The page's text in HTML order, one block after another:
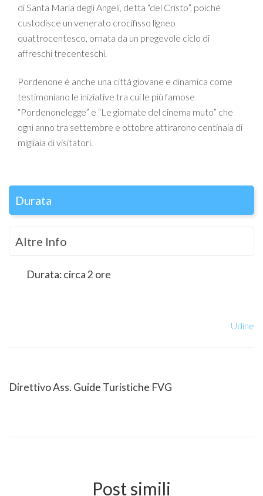
di Santa Maria degli Angeli, detta “del Cristo”, poiché
custodisce un venerato crocifisso ligneo
quattrocentesco, ornata da un pregevole ciclo di
affreschi trecenteschi.
Pordenone è anche una città giovane e dinamica come
testimoniano le iniziative tra cui le più famose
“Pordenonelegge” e “Le giornate del cinema muto” che
ogni anno tra settembre e ottobre attirarono centinaia di
migliaia di visitatori.
Durata
Altre Info
Durata: circa 2 ore
Udine
Direttivo Ass. Guide Turistiche FVG
Post simili